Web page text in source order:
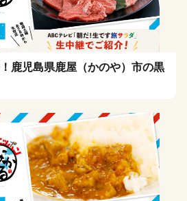
鹿児島県鹿屋（かのや）市の黒